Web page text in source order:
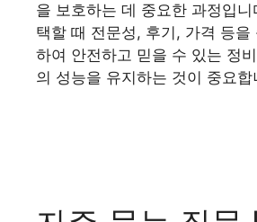
을 보호하는 데 중요한 과정입
택할 때 전문성, 후기, 가격 등을
하여 안전하고 믿을 수 있는 정
의 성능을 유지하는 것이 중요합